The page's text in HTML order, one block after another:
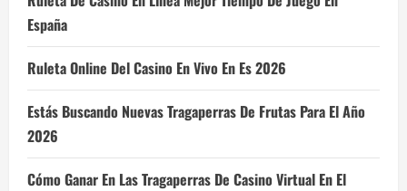
España
Ruleta Online Del Casino En Vivo En Es 2026
Estás Buscando Nuevas Tragaperras De Frutas Para El Año
2026
Cómo Ganar En Las Tragaperras De Casino Virtual En El